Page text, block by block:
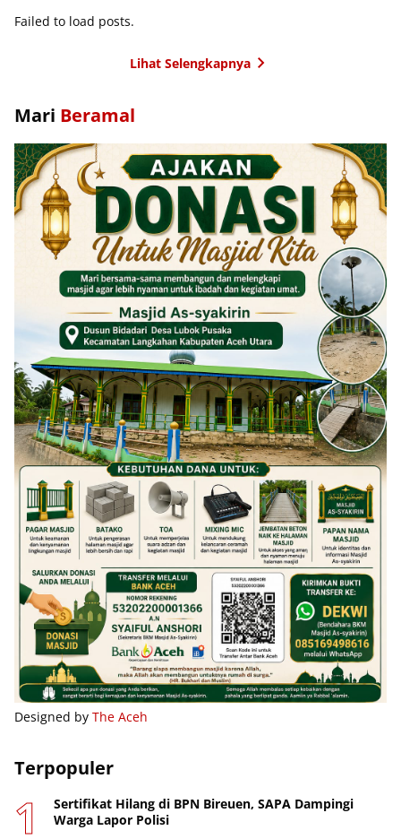
Failed to load posts.
Lihat Selengkapnya
Mari Beramal
Designed by The Aceh
Terpopuler
Sertifikat Hilang di BPN Bireuen, SAPA Dampingi
Warga Lapor Polisi